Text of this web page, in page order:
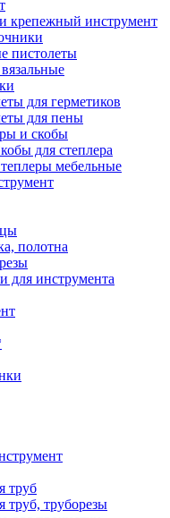
крепежный инструмент
пистолеты
для герметиков
для пены
и скобы
для степлера
мебельные
полотна
для инструмента
труб
труборезы